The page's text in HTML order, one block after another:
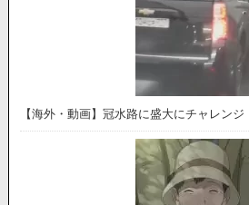
【海外・動画】冠水路に盛大にチャレン